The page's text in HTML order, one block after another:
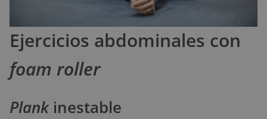
Ejercicios abdominales con
foam roller
Plank inestable